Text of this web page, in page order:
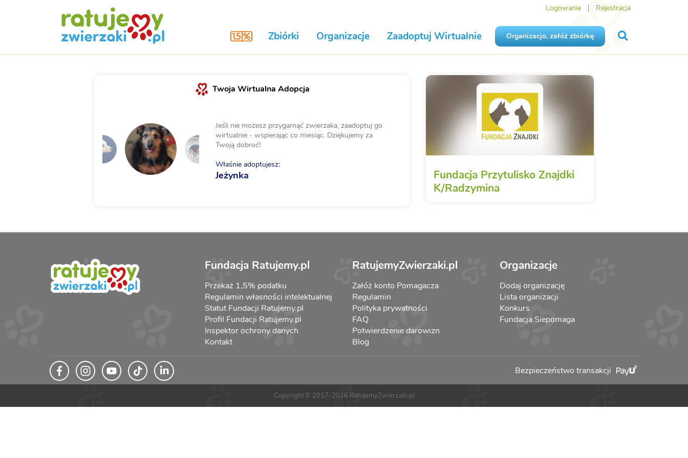
Logowanie Rejestracja
Zbiórki Organizacje Zaadoptuj Wirtualnie Organizacjo, załóż zbiórkę
Twoja Wirtualna Adopcja
Jeśli nie możesz przygarnąć zwierzaka, zaadoptuj go
wirtualnie - wspierając co miesiąc. Dziękujemy za
Twoją dobroć!
Właśnie adoptujesz:
Jeżynka
Fundacja Przytulisko Znajdki
K/Radzymina
Fundacja Ratujemy.pl
Przekaż 1,5% podatku
Regulamin własności intelektualnej
Statut Fundacji Ratujemy.pl
Profil Fundacji Ratujemy.pl
Inspektor ochrony danych
Kontakt
RatujemyZwierzaki.pl
Załóż konto Pomagacza
Regulamin
Polityka prywatności
FAQ
Potwierdzenie darowizn
Blog
Organizacje
Dodaj organizację
Lista organizacji
Konkurs
Fundacja Siepomaga
Bezpieczeństwo transakcji
Copyright © 2017-2026 RatujemyZwierzaki.pl